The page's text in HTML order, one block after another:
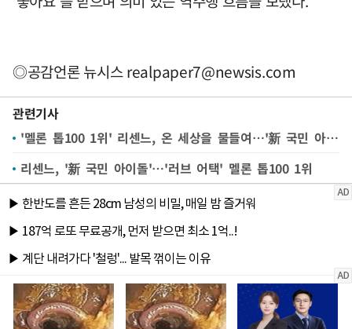
◎공감언론 뉴시스realpaper7@newsis.com
관련기사
'멜론 톱100 1위' 리센느, 온 세상을 물들여…'新 국민 아이돌'(종합)
리센느, '新 국민 아이돌'…'러브 어택' 멜론 톱100 1위